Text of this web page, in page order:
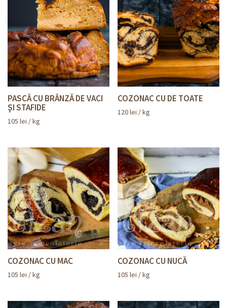
PASCĂ CU BRÂNZĂ DE VACI
ŞI STAFIDE
105 lei / kg
COZONAC CU DE TOATE
120lei / kg
COZONAC CU MAC
105 lei / kg
COZONAC CU NUCĂ
105lei / kg